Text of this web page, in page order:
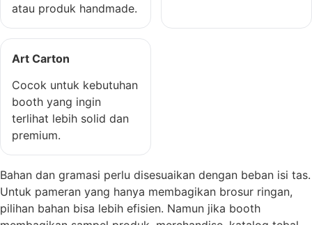
atau produk handmade.
Art Carton
Cocok untuk kebutuhan
booth yang ingin
terlihat lebih solid dan
premium.
Bahan dan gramasi perlu disesuaikan dengan beban isi tas.
Untuk pameran yang hanya membagikan brosur ringan,
pilihan bahan bisa lebih efisien. Namun jika booth